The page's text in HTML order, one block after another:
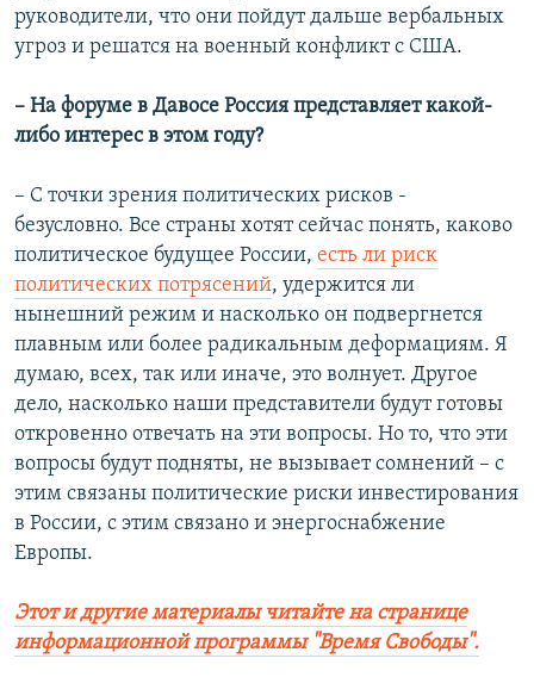
руководители, что они пойдут дальше вербальных
угроз и решатся на военный конфликт с США.
– На форуме в Давосе Россия представляет какой-
либо интерес в этом году?
– С точки зрения политических рисков -
безусловно. Все страны хотят сейчас понять, каково
политическое будущее России, есть ли риск
политических потрясений, удержится ли
нынешний режим и насколько он подвергнется
плавным или более радикальным деформациям. Я
думаю, всех, так или иначе, это волнует. Другое
дело, насколько наши представители будут готовы
откровенно отвечать на эти вопросы. Но то, что эти
вопросы будут подняты, не вызывает сомнений – с
этим связаны политические риски инвестирования
в России, с этим связано и энергоснабжение
Европы.
Этот и другие материалы читайте на странице
информационной программы "Время Свободы".